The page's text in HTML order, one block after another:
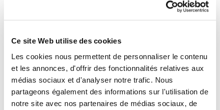
Ce site Web utilise des cookies
Les cookies nous permettent de personnaliser le contenu
et les annonces, d'offrir des fonctionnalités relatives aux
médias sociaux et d'analyser notre trafic. Nous
partageons également des informations sur l'utilisation de
notre site avec nos partenaires de médias sociaux, de
Fax: 04.79.22.57.10
Site web:https://lalecherelesbains.valmorel.com/
Gare à proximité :
Moutiers Tarentaise ou Notre Dame de Briançon